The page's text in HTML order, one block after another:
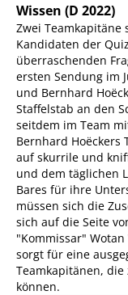
Wissen (D 2022)
Zwei
Kandidaten der
überraschenden
ersten Sendung im
und Bernhard
Staffelstab an den
seitdem im Team
Bernhard Hoëckers
auf skurrile und
und dem täglichen
Bares für ihre
müssen sich die
sich auf die Seite
"Kommissar"
sorgt für eine
Teamkapitänen,
können.